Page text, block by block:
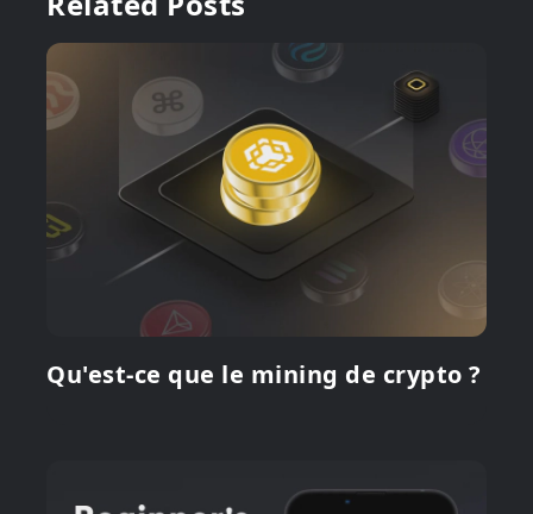
Qu'est-ce que le mining de crypto ?